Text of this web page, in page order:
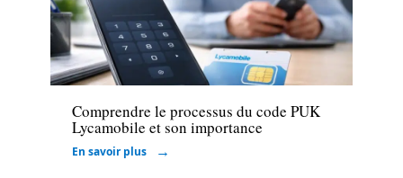
High-Tech
Comprendre le processus du code PUK
Lycamobile et son importance
En savoir plus